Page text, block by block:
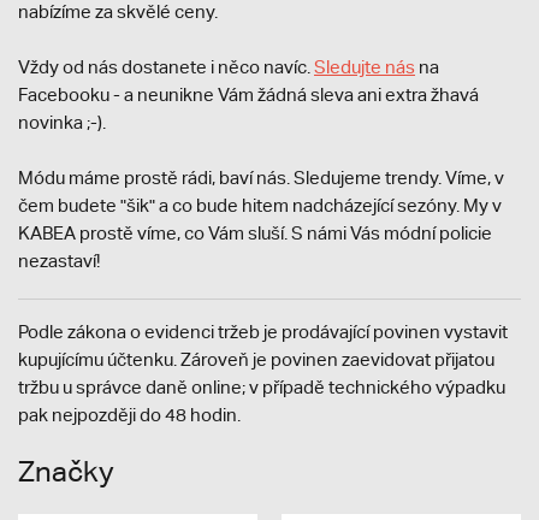
nabízíme za skvělé ceny.
Vždy od nás dostanete i něco navíc. Sledujte nás na
Facebooku - a neunikne Vám žádná sleva ani extra žhavá
novinka ;-).
Módu máme prostě rádi, baví nás. Sledujeme trendy. Víme, v
čem budete "šik" a co bude hitem nadcházející sezóny. My v
KABEA prostě víme, co Vám sluší. S námi Vás módní policie
nezastaví!
Podle zákona o evidenci tržeb je prodávající povinen vystavit
kupujícímu účtenku. Zároveň je povinen zaevidovat přijatou
tržbu u správce daně online; v případě technického výpadku
pak nejpozději do 48 hodin.
Značky